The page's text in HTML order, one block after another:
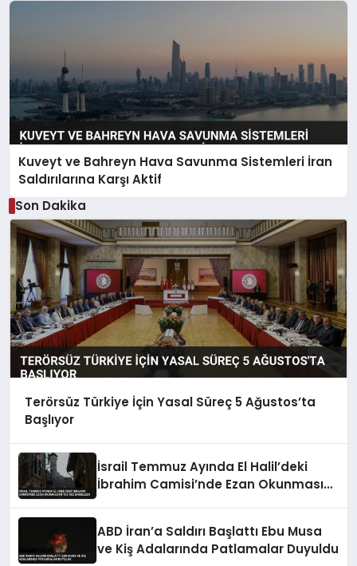
Kuveyt ve Bahreyn Hava Savunma Sistemleri İran
Saldırılarına Karşı Aktif
Son Dakika
Terörsüz Türkiye İçin Yasal Süreç 5 Ağustos’ta
Başlıyor
İsrail Temmuz Ayında El Halil’deki
İbrahim Camisi’nde Ezan Okunmasını
ABD İran’a Saldırı Başlattı Ebu Musa
ve Kiş Adalarında Patlamalar Duyuldu